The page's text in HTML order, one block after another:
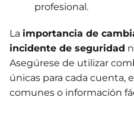
profesional.
La importancia de
incidente de seguridad
Asegúrese de utilizar
únicas para cada cuenta,
comunes o información